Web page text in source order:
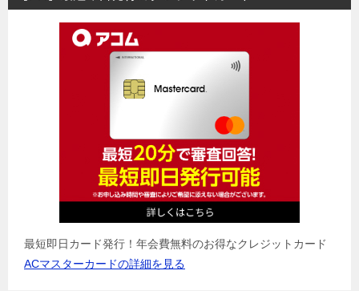
最短即日カード発行！年会費無料のお得なクレジットカード
ACマスターカードの詳細を見る